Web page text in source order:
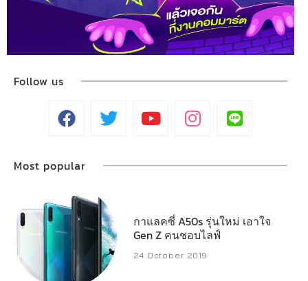
Follow us
Most popular
กาแลคซี่ A50s รุ่นใหม่ เอาใจ
Gen Z คนชอบไลฟ์
24 October 2019